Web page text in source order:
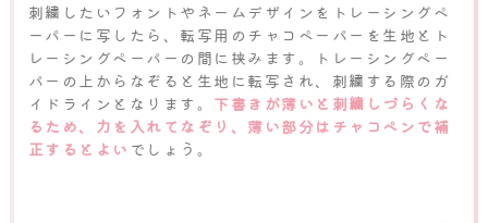
刺繍したいフォントやネームデザインをトレーシングペ
ーパーに写したら、転写用のチャコペーパーを生地とト
レーシングペーパーの間に挟みます。トレーシングペー
パーの上からなぞると生地に転写され、刺繍する際のガ
イドラインとなります。 下書きが薄いと刺繍しづらくな
るため、力を入れてなぞり、薄い部分はチャコペンで補
正するとよい でしょう。